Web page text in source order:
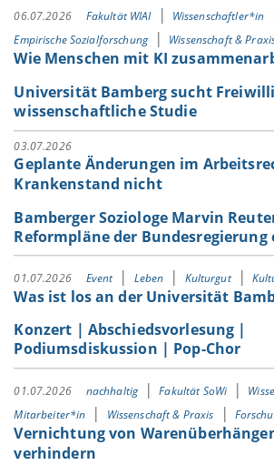
06.07.2026 Fakultät WIAI
Wissenschaftler*in
Empirische Sozialforschung
Wissenschaft &
Wie Menschen mit KI
Universität Bamberg sucht
wissenschaftliche Studie
03.07.2026
Geplante Änderungen im
Krankenstand nicht
Bamberger Soziologe Marvin
Reformpläne der Bundesregierung
01.07.2026 Event Leben Kulturgut
Was ist los an der Universität
Konzert | Abschiedsvorlesung |
Podiumsdiskussion | Pop-Chor
01.07.2026 nachhaltig Fakultät SoWi
Mitarbeiter*in
Wissenschaft & Praxis
Vernichtung von
verhindern